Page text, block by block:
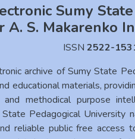
Sumy
A. S. Makarenko
ISSN2522-
archive of Sumy State
educational materials,
and methodical purpose
Pedagogical University
reliable public free access